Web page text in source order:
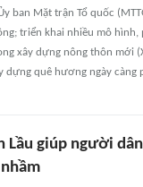
ban Mặt trận Tổ quốc
triển khai nhiều mô
xây dựng nông thôn mới
dựng quê hương ngày càng
Lầu giúp người